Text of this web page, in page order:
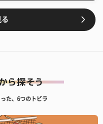
る
た、6つのトビラ